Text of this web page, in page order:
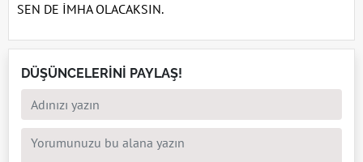
SEN DE İMHA OLACAKSIN.
DÜŞÜNCELERİNİ PAYLAŞ!